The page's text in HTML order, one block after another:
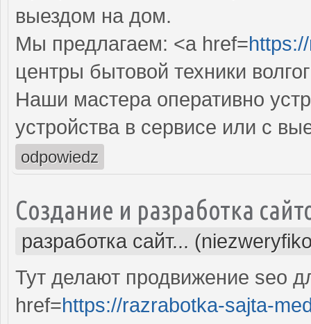
выездом на дом.
Мы предлагаем: <a href=
центры бытовой техники
Наши мастера оперативно
устройства в сервисе или с
odpowiedz
Создание и разработка
разработка сайт...
Тут делают продвижение seo
href=https://razrabotka-sajta-